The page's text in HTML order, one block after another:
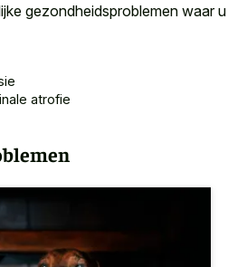
gezondheidsproblemen waar u
atrofie